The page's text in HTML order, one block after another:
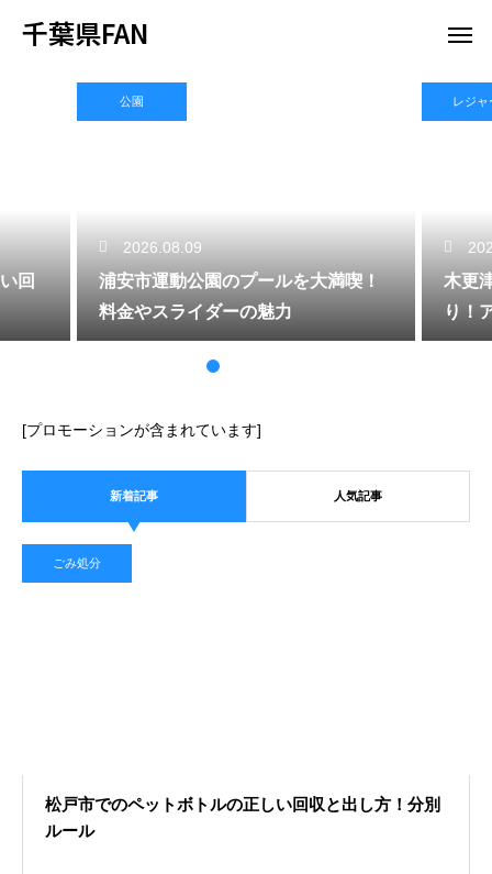
千葉県FAN
回
公園
2026.08.09
浦安市運動公園のプールを大満喫！
料金やスライダーの魅力
レジャ
木更
り！
[プロモーションが含まれています]
新着記事 人気記事
ごみ処分
松戸市でのペットボトルの正しい回収と出し方！分別
ルール